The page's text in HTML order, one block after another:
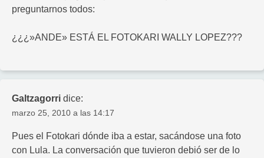
preguntarnos todos:
¿¿¿»ANDE» ESTÁ EL FOTOKARI WALLY LOPEZ???
Galtzagorri dice:
marzo 25, 2010 a las 14:17
Pues el Fotokari dónde iba a estar, sacándose una foto
con Lula. La conversación que tuvieron debió ser de lo